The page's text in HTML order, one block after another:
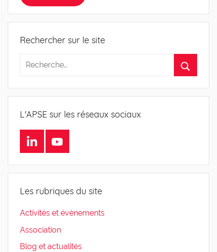
Rechercher sur le site
L'APSE sur les réseaux sociaux
LinkedInYoutube
Les rubriques du site
Activités et évènements
Association
Blog et actualités